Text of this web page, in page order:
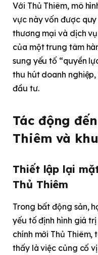
Với Thủ Thiêm, mô
vực này vốn được
thương mại và dịch vụ
của một trung tâm
sung yếu tố “quyền
thu hút doanh
đầu tư.
Tác động
Thiêm và
Thiết lập lại
Thủ Thiêm
Trong bất động sản,
yếu tố định hình giá
chính mới Thủ Thiêm,
thấy là việc củng cố